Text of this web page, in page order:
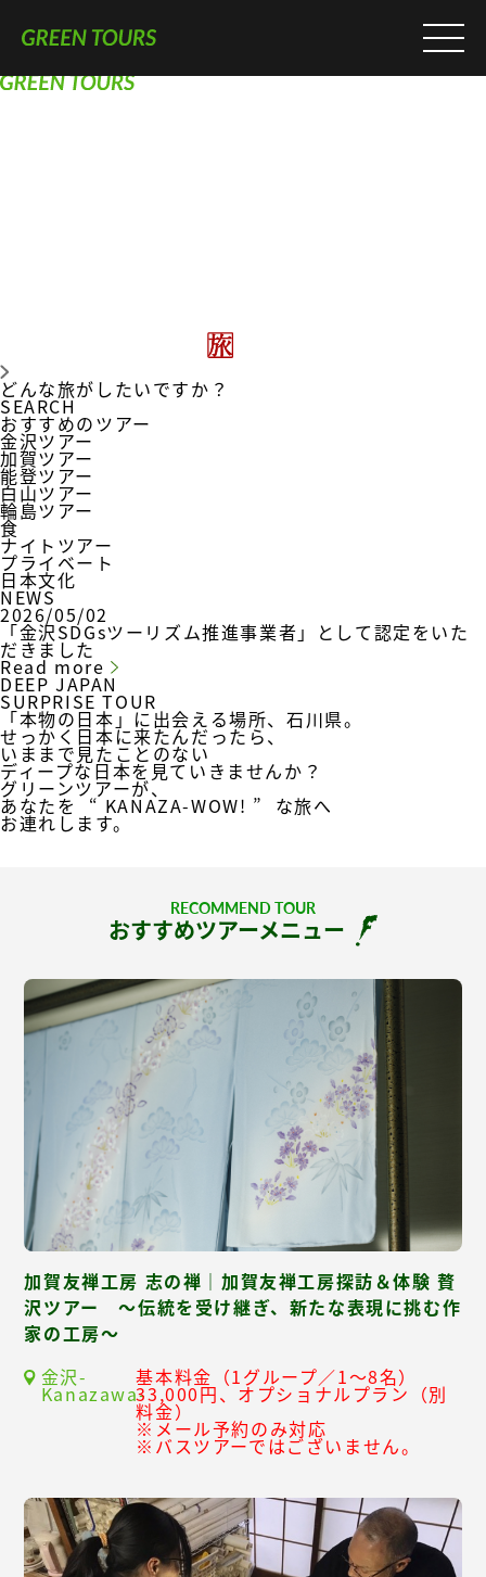
どんな旅がしたいですか？
SEARCH
おすすめのツアー
金沢ツアー
加賀ツアー
能登ツアー
白山ツアー
輪島ツアー
食
ナイトツアー
プライベート
日本文化
NEWS
2026/05/02
「金沢SDGsツーリズム推進事業者」として認定をいた
だきました
Read more
DEEP JAPAN
SURPRISE TOUR
「本物の日本」に出会える場所、石川県。
せっかく日本に来たんだったら、
いままで見たことのない
ディープな日本を見ていきませんか？
グリーンツアーが、
あなたを “ KANAZA-WOW! ” な旅へ
お連れします。
RECOMMEND TOUR
おすすめツアーメニュー
加賀友禅工房 志の禅｜加賀友禅工房探訪＆体験 贅
沢ツアー ～伝統を受け継ぎ、新たな表現に挑む作
家の工房～
金沢-
Kanazawa-
基本料金（1グループ／1～8名）
33,000円、オプショナルプラン（別
料金）
※メール予約のみ対応
※バスツアーではございません。